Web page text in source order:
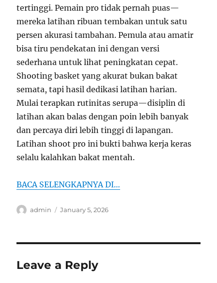
tertinggi. Pemain pro tidak pernah puas—
mereka latihan ribuan tembakan untuk satu
persen akurasi tambahan. Pemula atau amatir
bisa tiru pendekatan ini dengan versi
sederhana untuk lihat peningkatan cepat.
Shooting basket yang akurat bukan bakat
semata, tapi hasil dedikasi latihan harian.
Mulai terapkan rutinitas serupa—disiplin di
latihan akan balas dengan poin lebih banyak
dan percaya diri lebih tinggi di lapangan.
Latihan shoot pro ini bukti bahwa kerja keras
selalu kalahkan bakat mentah.
BACA SELENGKAPNYA DI…
Author
admin
Posted
January 5, 2026
Leave a Reply